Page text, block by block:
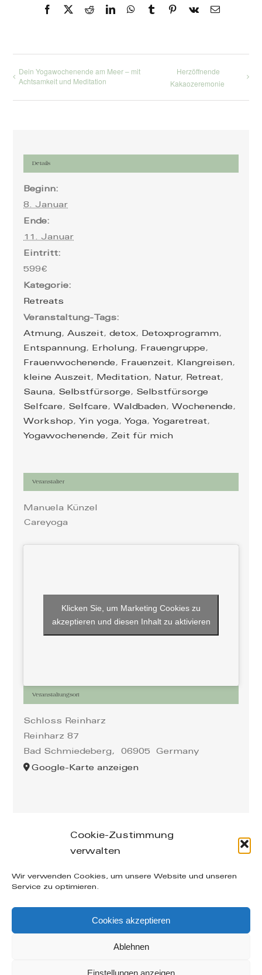
Cookie-Zustimmung
verwalten
Wir verwenden Cookies, um unsere Website und unseren
Service zu optimieren.
Cookies akzeptieren
Ablehnen
Einstellungen anzeigen
Facebook
X RedditLinkedInWhatsApp
TumblrPinterest
Vk
E-
Dein Yogawochenende am Meer – mit
Achtsamkeit und Meditation
Herzöffnende
Kakaozeremonie
Details
Beginn:
8. Januar
Ende:
11. Januar
Eintritt:
599€
Kategorie:
Retreats
Veranstaltung-Tags:
Atmung,Auszeit,detox, Detoxprogramm,
Entspannung, Erholung, Frauengruppe,
Frauenwochenende, Frauenzeit, Klangreisen,
kleine Auszeit, Meditation, Natur, Retreat,
Sauna, Selbstfürsorge, Selbstfürsorge
Selfcare, Selfcare, Waldbaden, Wochenende,
Workshop, Yin yoga, Yoga, Yogaretreat,
Yogawochenende, Zeit für mich
Veranstalter
Manuela Künzel
Careyoga
Veranstaltungsort
Schloss Reinharz
Reinharz 87
Bad Schmiedeberg, 06905
Germany
Google-Karte anzeigen
Klicken Sie, um Marketing Cookies zu
akzeptieren und diesen Inhalt zu aktivieren
(0) 160-20 49 402 – mail: info@manuelakuenzel.de
Datenschutzerklärung|Impressum
FacebookInstagram